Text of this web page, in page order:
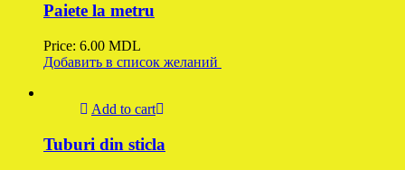
Paiete la metru
Price: 6.00 MDL
Добавить в список желаний
Add to cart
Tuburi din sticla